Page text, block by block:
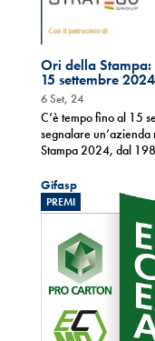
Ori della
15 settembre 2024
6 Set, 24
C’è tempo fino al 15
segnalare
Stampa 2024, dal
Gifasp
PREMI